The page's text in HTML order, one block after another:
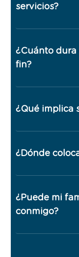
servicios?
¿Cuánto dura
fin?
¿Qué implica
¿Dónde
¿Puede mi
conmigo?